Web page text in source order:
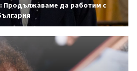
Продължаваме да работим с